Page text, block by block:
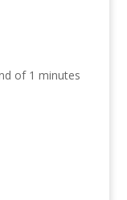
of 1 minutes